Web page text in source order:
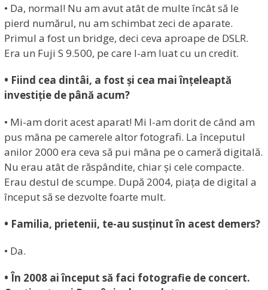
• Da, normal! Nu am avut atât de multe încât să le
pierd numărul, nu am schimbat zeci de aparate.
Primul a fost un bridge, deci ceva aproape de DSLR.
Era un Fuji S 9.500, pe care l-am luat cu un credit.
• Fiind cea dintâi, a fost și cea mai înțeleaptă
investiție de până acum?
• Mi-am dorit acest aparat! Mi l-am dorit de când am
pus mâna pe camerele altor fotografi. La începutul
anilor 2000 era ceva să pui mâna pe o cameră digitală.
Nu erau atât de răspândite, chiar și cele compacte.
Erau destul de scumpe. După 2004, piața de digital a
început să se dezvolte foarte mult.
• Familia, prietenii, te-au susținut în acest demers?
• Da.
• În 2008 ai început să faci fotografie de concert.